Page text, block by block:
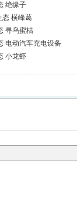
绝缘子
态 横峰葛
寻乌蜜桔
电动汽车充电设备
小龙虾